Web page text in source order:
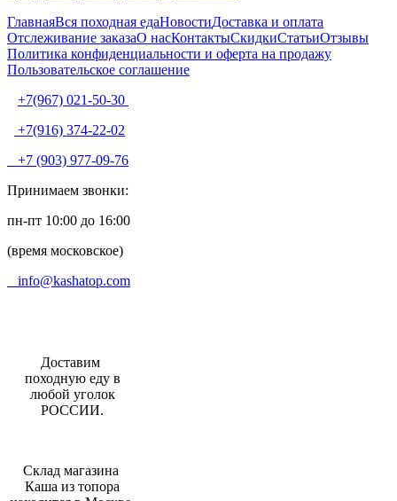
ГлавнаяВся походная едаНовостиДоставка и оплата
Отслеживание заказаО насКонтактыСкидкиСтатьиОтзывы
Политика конфиденциальности и оферта на продажу
Пользовательское соглашение
+7(967) 021-50-30
+7(916) 374-22-02
+7 (903) 977-09-76
Принимаем звонки:
пн-пт 10:00 до 16:00
(время московское)
info@kashatop.com
Доставим
походную еду в
любой уголок
РОССИИ.
Склад магазина
Каша из топора